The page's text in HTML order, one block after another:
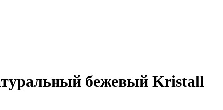
бежевый Kristall